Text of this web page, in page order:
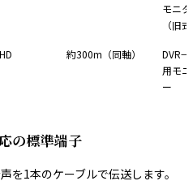
モニ
（旧
HD 約300m（同軸）
DVR→
用モ
ー
の標準端子
を1本のケーブルで伝送します。